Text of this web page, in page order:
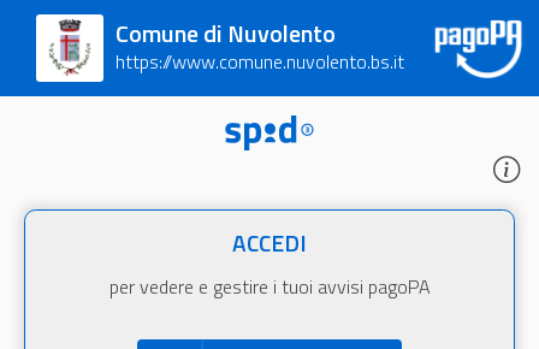
Comune di Nuvolento
https://www.comune.nuvolento.bs.it
ACCEDI
per vedere e gestire i tuoi avvisi pagoPA